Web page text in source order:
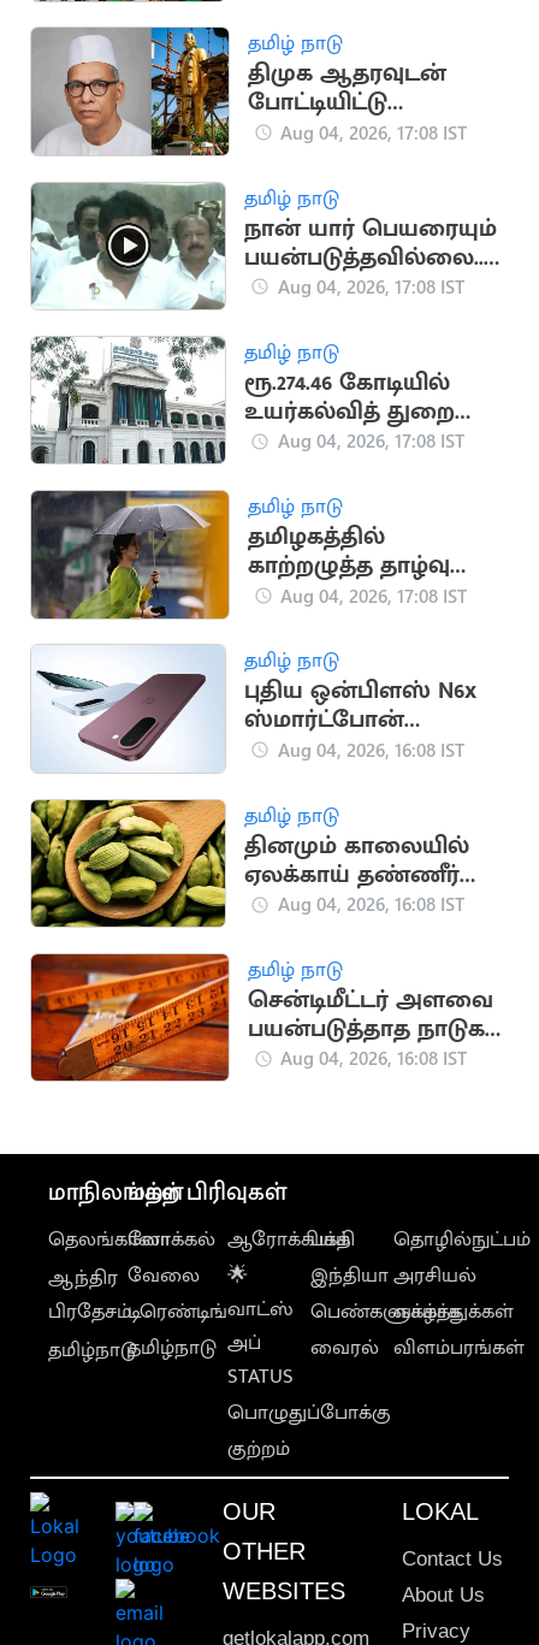
தமிழ் நாடு
திமுக ஆதரவுடன்
போட்டியிட்டு
காங்கிரசுடன்
கட்சி
Aug 04, 2026, 17:08 IST
தமிழ் நாடு
நான் யார் பெயரையும்
பயன்படுத்தவில்லை..
உதயநிதி ஸ்டாலின்
Aug 04, 2026, 17:08 IST
தமிழ் நாடு
ரூ.274.46 கோடியில்
உயர்கல்வித் துறை
கட்டடங்கள் திறப்பு!
Aug 04, 2026, 17:08 IST
தமிழ் நாடு
தமிழகத்தில்
காற்றழுத்த தாழ்வு
நிலை: வானிலை
Aug 04, 2026, 17:08 IST
தமிழ் நாடு
புதிய ஒன்பிளஸ் N6x
ஸ்மார்ட்போன்
இந்தியாவில்
Aug 04, 2026, 16:08 IST
தமிழ் நாடு
தினமும் காலையில்
ஏலக்காய் தண்ணீர்
குடிச்சிப்பாருங்க
Aug 04, 2026, 16:08 IST
தமிழ் நாடு
சென்டிமீட்டர் அளவை
பயன்படுத்தாத நாடுகள்
தெரியுமா?
Aug 04, 2026, 16:08 IST
மாநிலங்கள்
தெலங்கானா
ஆந்திர
பிரதேசம்
தமிழ்நாடு
மற்ற பிரிவுகள்
லோக்கல்
வேலை
டிரெண்டிங்
தமிழ்நாடு
ஆரோக்கியம்
🌟
வாட்ஸ்
அப்
STATUS
பொழுதுப்போக்கு
குற்றம்
பக்தி
இந்தியா
பெண்களுக்காக
வைரல்
தொழில்நுட்பம்
அரசியல்
வாழ்த்துக்கள்
விளம்பரங்கள்
OUR
OTHER
WEBSITES
getlokalapp.com
LOKAL
Contact Us
About Us
Privacy